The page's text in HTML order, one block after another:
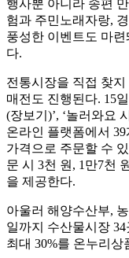
행사뿐 아니라 송편
험과 주민노래자랑,
풍성한 이벤트도 마
다.
전통시장을 직접 찾
매전도 진행된다. 15
(장보기)’, ‘놀러와요
온라인 플랫폼에서
가격으로 주문할 수
문 시 3천 원, 1만7천
을 제공한다.
아울러 해양수산부,
일까지 수산물시장
최대 30%를 온누리